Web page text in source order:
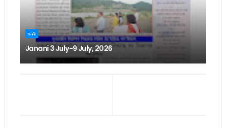
জননী
Janani 3 July-9 July, 2026